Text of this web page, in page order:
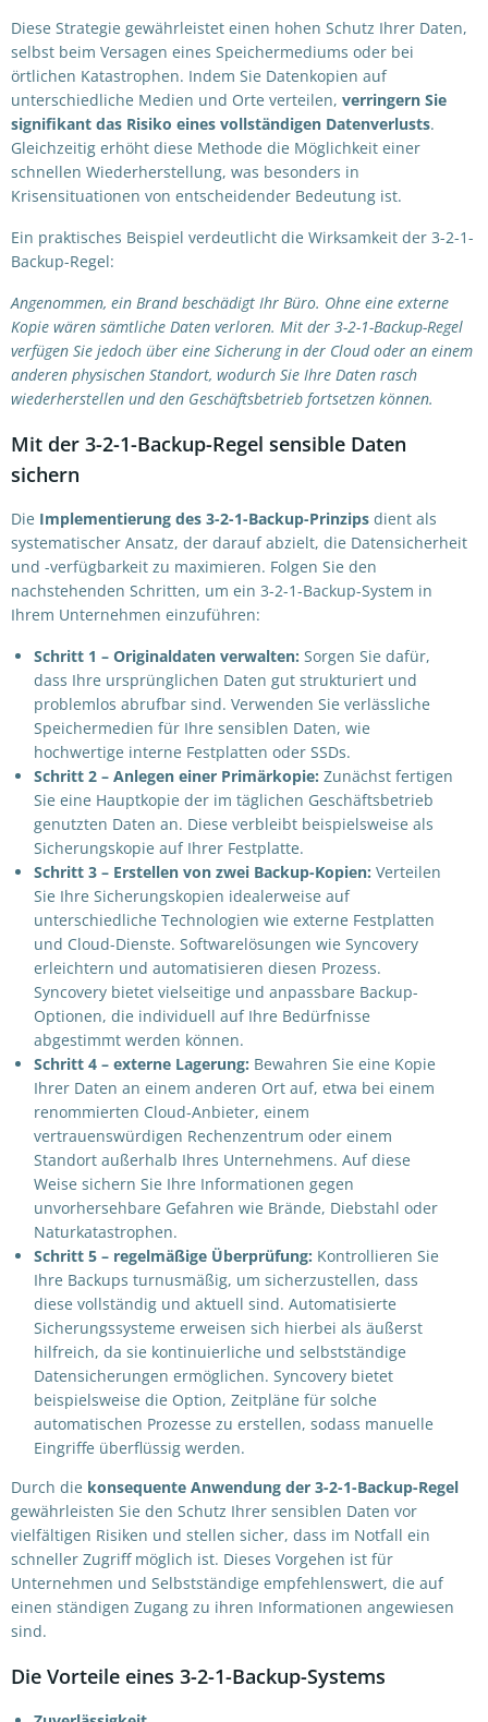
Diese Strategie gewährleistet einen hohen Schutz Ihrer Daten,
selbst beim Versagen eines Speichermediums oder bei
örtlichen Katastrophen. Indem Sie Datenkopien auf
unterschiedliche Medien und Orte verteilen, verringern Sie
signifikant das Risiko eines vollständigen Datenverlusts.
Gleichzeitig erhöht diese Methode die Möglichkeit einer
schnellen Wiederherstellung, was besonders in
Krisensituationen von entscheidender Bedeutung ist.
Ein praktisches Beispiel verdeutlicht die Wirksamkeit der 3-2-1-
Backup-Regel:
Angenommen, ein Brand beschädigt Ihr Büro. Ohne eine externe
Kopie wären sämtliche Daten verloren. Mit der 3-2-1-Backup-Regel
verfügen Sie jedoch über eine Sicherung in der Cloud oder an einem
anderen physischen Standort, wodurch Sie Ihre Daten rasch
wiederherstellen und den Geschäftsbetrieb fortsetzen können.
Mit der 3-2-1-Backup-Regel sensible Daten
sichern
Die Implementierung des 3-2-1-Backup-Prinzips dient als
systematischer Ansatz, der darauf abzielt, die Datensicherheit
und -verfügbarkeit zu maximieren. Folgen Sie den
nachstehenden Schritten, um ein 3-2-1-Backup-System in
Ihrem Unternehmen einzuführen:
Schritt 1 – Originaldaten verwalten: Sorgen Sie dafür,
dass Ihre ursprünglichen Daten gut strukturiert und
problemlos abrufbar sind. Verwenden Sie verlässliche
Speichermedien für Ihre sensiblen Daten, wie
hochwertige interne Festplatten oder SSDs.
Schritt 2 – Anlegen einer Primärkopie: Zunächst fertigen
Sie eine Hauptkopie der im täglichen Geschäftsbetrieb
genutzten Daten an. Diese verbleibt beispielsweise als
Sicherungskopie auf Ihrer Festplatte.
Schritt 3 – Erstellen von zwei Backup-Kopien: Verteilen
Sie Ihre Sicherungskopien idealerweise auf
unterschiedliche Technologien wie externe Festplatten
und Cloud-Dienste. Softwarelösungen wie Syncovery
erleichtern und automatisieren diesen Prozess.
Syncovery bietet vielseitige und anpassbare Backup-
Optionen, die individuell auf Ihre Bedürfnisse
abgestimmt werden können.
Schritt 4 – externe Lagerung: Bewahren Sie eine Kopie
Ihrer Daten an einem anderen Ort auf, etwa bei einem
renommierten Cloud-Anbieter, einem
vertrauenswürdigen Rechenzentrum oder einem
Standort außerhalb Ihres Unternehmens. Auf diese
Weise sichern Sie Ihre Informationen gegen
unvorhersehbare Gefahren wie Brände, Diebstahl oder
Naturkatastrophen.
Schritt 5 – regelmäßige Überprüfung: Kontrollieren Sie
Ihre Backups turnusmäßig, um sicherzustellen, dass
diese vollständig und aktuell sind. Automatisierte
Sicherungssysteme erweisen sich hierbei als äußerst
hilfreich, da sie kontinuierliche und selbstständige
Datensicherungen ermöglichen. Syncovery bietet
beispielsweise die Option, Zeitpläne für solche
automatischen Prozesse zu erstellen, sodass manuelle
Eingriffe überflüssig werden.
Durch die konsequente Anwendung der 3-2-1-Backup-Regel
gewährleisten Sie den Schutz Ihrer sensiblen Daten vor
vielfältigen Risiken und stellen sicher, dass im Notfall ein
schneller Zugriff möglich ist. Dieses Vorgehen ist für
Unternehmen und Selbstständige empfehlenswert, die auf
einen ständigen Zugang zu ihren Informationen angewiesen
sind.
Die Vorteile eines 3-2-1-Backup-Systems